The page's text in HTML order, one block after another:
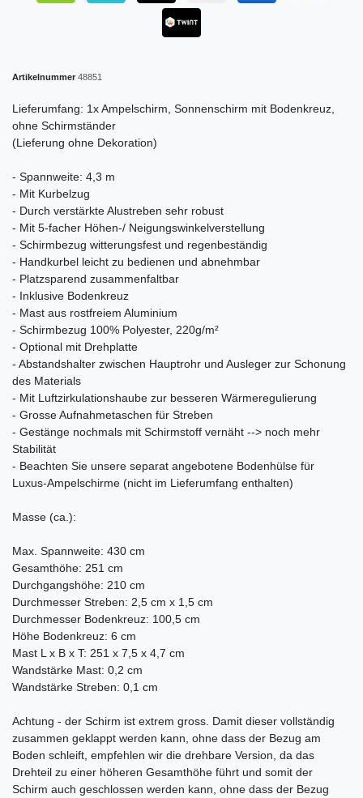
Artikelnummer 48851
Lieferumfang: 1x Ampelschirm, Sonnenschirm mit Bodenkreuz,
ohne Schirmständer
(Lieferung ohne Dekoration)
- Spannweite: 4,3 m
- Mit Kurbelzug
- Durch verstärkte Alustreben sehr robust
- Mit 5-facher Höhen-/ Neigungswinkelverstellung
- Schirmbezug witterungsfest und regenbeständig
- Handkurbel leicht zu bedienen und abnehmbar
- Platzsparend zusammenfaltbar
- Inklusive Bodenkreuz
- Mast aus rostfreiem Aluminium
- Schirmbezug 100% Polyester, 220g/m²
- Optional mit Drehplatte
- Abstandshalter zwischen Hauptrohr und Ausleger zur Schonung
des Materials
- Mit Luftzirkulationshaube zur besseren Wärmeregulierung
- Grosse Aufnahmetaschen für Streben
- Gestänge nochmals mit Schirmstoff vernäht --> noch mehr
Stabilität
- Beachten Sie unsere separat angebotene Bodenhülse für
Luxus-Ampelschirme (nicht im Lieferumfang enthalten)
Masse (ca.):
Max. Spannweite: 430 cm
Gesamthöhe: 251 cm
Durchgangshöhe: 210 cm
Durchmesser Streben: 2,5 cm x 1,5 cm
Durchmesser Bodenkreuz: 100,5 cm
Höhe Bodenkreuz: 6 cm
Mast L x B x T: 251 x 7,5 x 4,7 cm
Wandstärke Mast: 0,2 cm
Wandstärke Streben: 0,1 cm
Achtung - der Schirm ist extrem gross. Damit dieser vollständig
zusammen geklappt werden kann, ohne dass der Bezug am
Boden schleift, empfehlen wir die drehbare Version, da das
Drehteil zu einer höheren Gesamthöhe führt und somit der
Schirm auch geschlossen werden kann, ohne dass der Bezug